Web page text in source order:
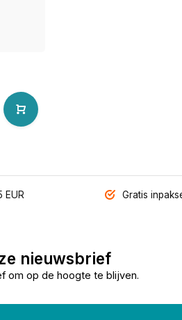
EUR Gratis
nieuwsbrief
om op de hoogte te blijven.